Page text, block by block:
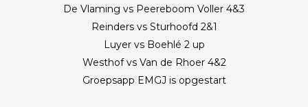
De Vlaming vs Peereboom Voller 4&3
Reinders vs Sturhoofd 2&1
Luyer vs Boehlé 2 up
Westhof vs Van de Rhoer 4&2
Groepsapp EMGJ is opgestart